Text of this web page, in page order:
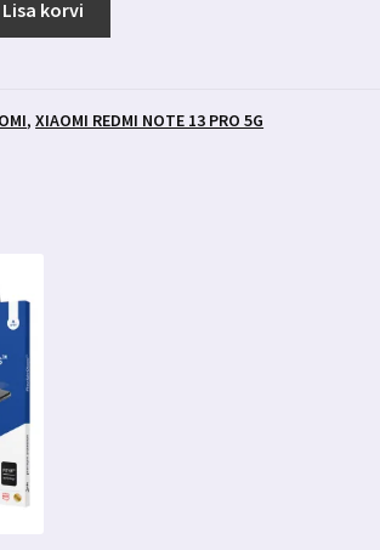
Lisa korvi
,XIAOMI REDMI NOTE 13 PRO 5G